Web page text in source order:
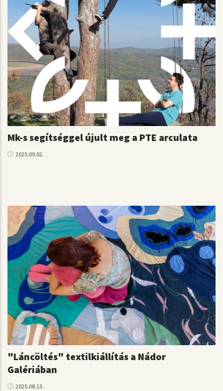
Mk-s segítséggel újult meg a PTE arculata
2025.09.02.
"Láncöltés" textilkiállítás a Nádor
Galériában
2025.08.13.